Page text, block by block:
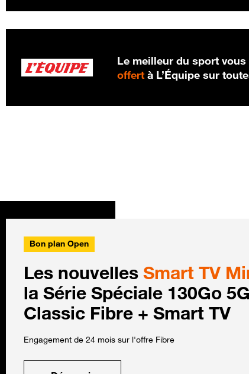
Le meilleur du sport vous
offert à L’Équipe sur
Bon plan Open
Les nouvelles Smart TV
la Série Spéciale 130Go
Classic Fibre + Smart TV
Engagement de 24 mois sur l'offre Fibre